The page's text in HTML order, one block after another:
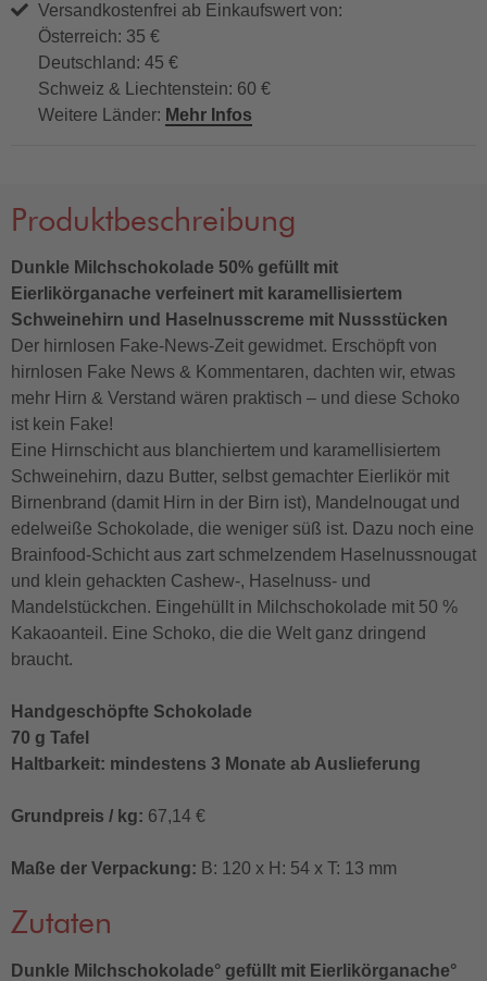
Versandkostenfrei ab Einkaufswert von:
Österreich: 35 €
Deutschland: 45 €
Schweiz & Liechtenstein: 60 €
Weitere Länder: Mehr Infos
Produktbeschreibung
Dunkle Milchschokolade 50% gefüllt mit
Eierlikörganache verfeinert mit karamellisiertem
Schweinehirn und Haselnusscreme mit Nussstücken
Der hirnlosen Fake-News-Zeit gewidmet. Erschöpft von
hirnlosen Fake News & Kommentaren, dachten wir, etwas
mehr Hirn & Verstand wären praktisch – und diese Schoko
ist kein Fake!
Eine Hirnschicht aus blanchiertem und karamellisiertem
Schweinehirn, dazu Butter, selbst gemachter Eierlikör mit
Birnenbrand (damit Hirn in der Birn ist), Mandelnougat und
edelweiße Schokolade, die weniger süß ist. Dazu noch eine
Brainfood-Schicht aus zart schmelzendem Haselnussnougat
und klein gehackten Cashew-, Haselnuss- und
Mandelstückchen. Eingehüllt in Milchschokolade mit 50 %
Kakaoanteil. Eine Schoko, die die Welt ganz dringend
braucht.
Handgeschöpfte Schokolade
70 g Tafel
Haltbarkeit: mindestens 3 Monate ab Auslieferung
Grundpreis / kg: 67,14 €
Maße der Verpackung: B: 120 x H: 54 x T: 13 mm
Zutaten
Dunkle Milchschokolade° gefüllt mit Eierlikörganache°